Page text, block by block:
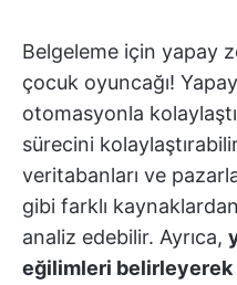
Belgeleme için yapay
çocuk oyuncağı!
otomasyonla
sürecini
veritabanları ve
gibi farklı
analiz edebilir. Ayrıca,
eğilimleri